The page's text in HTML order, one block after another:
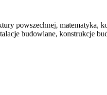
powszechnej, matematyka,
budowlane, konstrukcje